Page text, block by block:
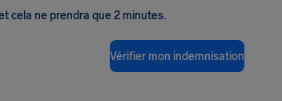
cela ne prendra que 2 minutes.
Vérifier mon indemnisation